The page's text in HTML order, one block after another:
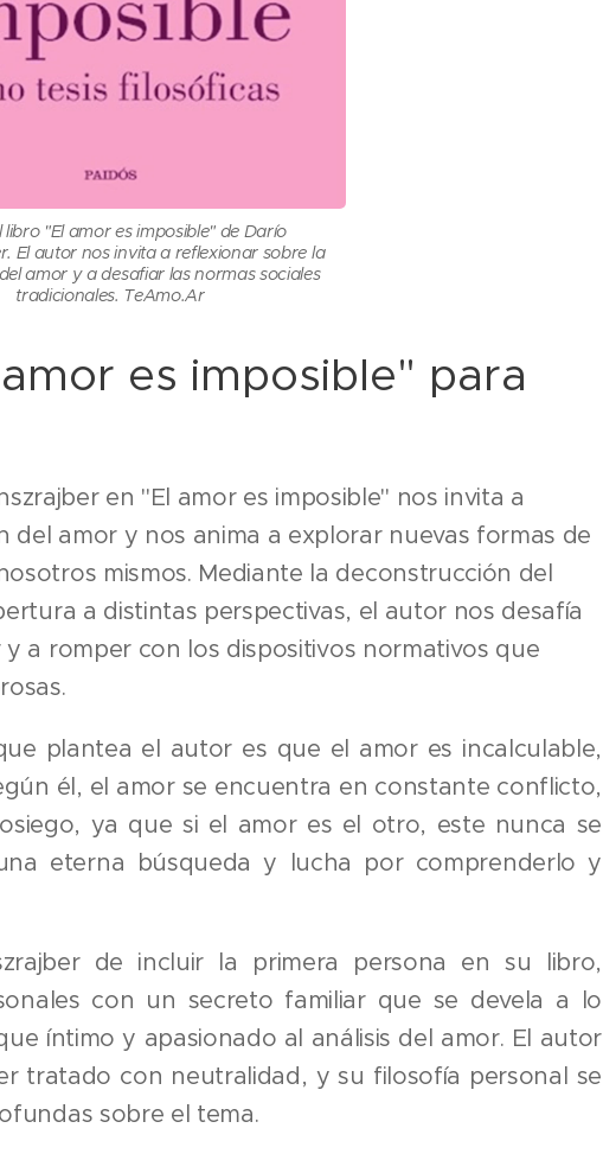
libro "El amor es imposible" de Darío
El autor nos invita a reflexionar sobre la
amor y a desafiar las normas sociales
tradicionales. TeAmo.Ar
es imposible" para
en "El amor es imposible" nos invita a
amor y nos anima a explorar nuevas formas de
mismos. Mediante la deconstrucción del
a distintas perspectivas, el autor nos desafía
a romper con los dispositivos normativos que
plantea el autor es que el amor es incalculable,
él, el amor se encuentra en constante conflicto,
ya que si el amor es el otro, este nunca se
eterna búsqueda y lucha por comprenderlo y
de incluir la primera persona en su libro,
con un secreto familiar que se devela a lo
íntimo y apasionado al análisis del amor. El autor
tratado con neutralidad, y su filosofía personal se
sobre el tema.